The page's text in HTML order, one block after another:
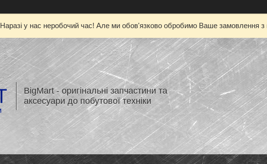
Наразі у нас неробочий час! Але ми обов'язково обробимо Ваше замовлення з
BigMart - оригінальні запчастини та
аксесуари до побутової техніки